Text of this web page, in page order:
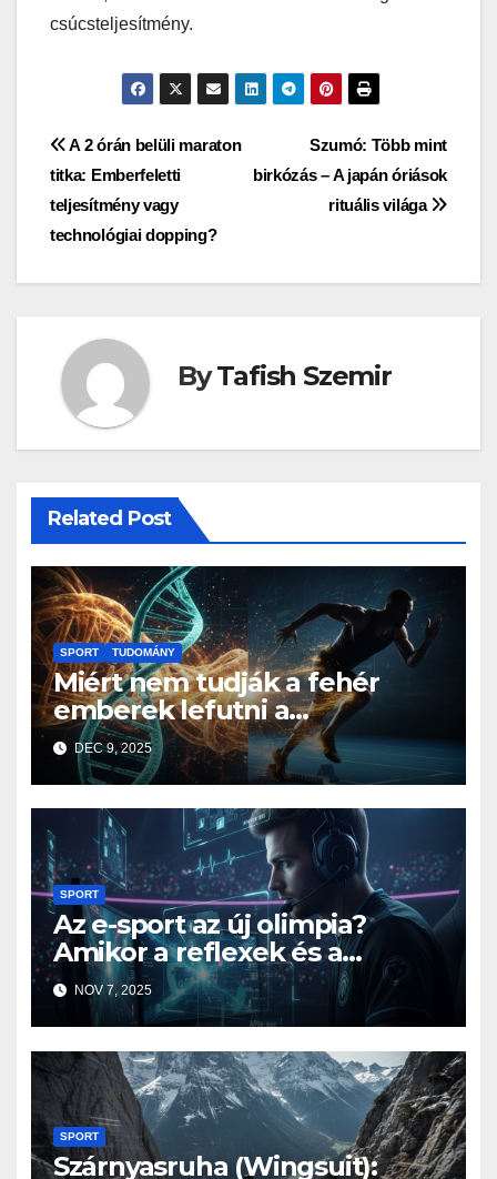
csúcsteljesítmény.
Bejegyzés
navigáció
Szumó: Több mint
birkózás – A japán óriások
rituális világa
A 2 órán belüli maraton
titka: Emberfeletti
teljesítmény vagy
technológiai dopping?
ByTafish Szemir
Related Post
SPORT TUDOMÁNY
Miért nem tudják a fehér
emberek lefutni a
jamaicaiakat? A sprintelés
genetikája
DEC 9, 2025
SPORT
Az e-sport az új olimpia?
Amikor a reflexek és a
stratégia fontosabb az
izmoknál
NOV 7, 2025
SPORT
Szárnyasruha (Wingsuit):